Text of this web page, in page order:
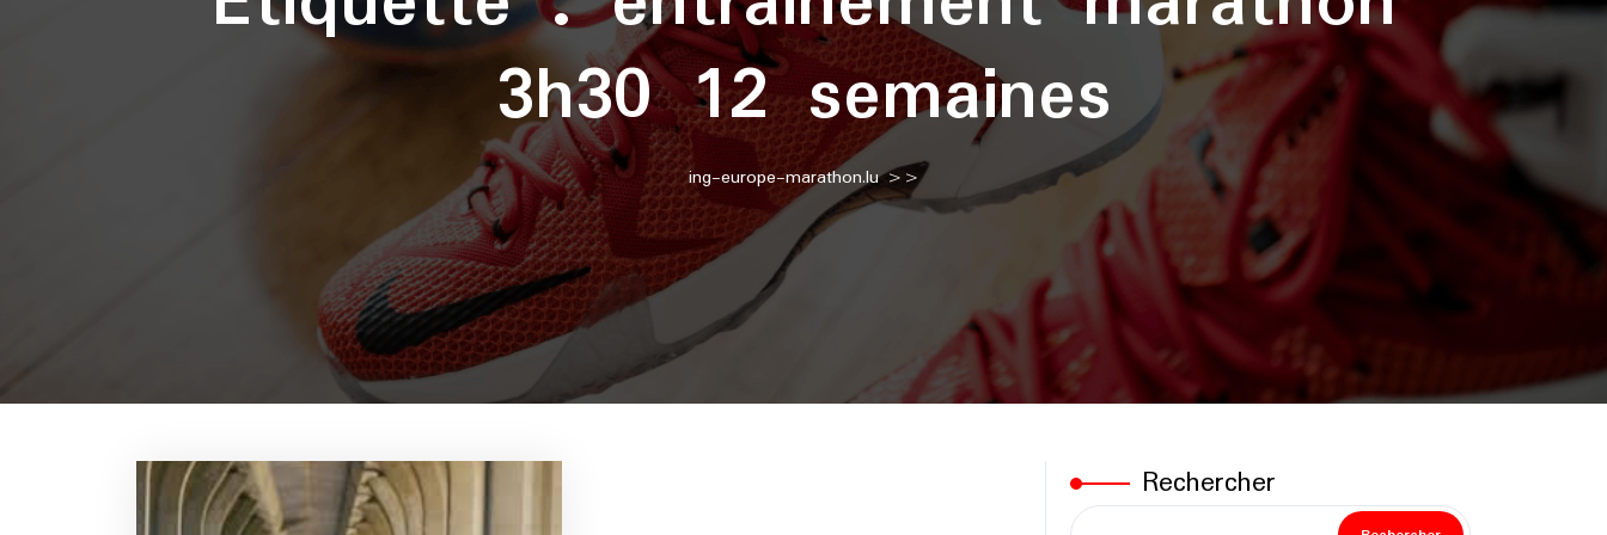
3h30 12 semaines
ing-europe-marathon.lu>>
Rechercher